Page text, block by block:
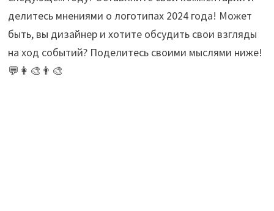
делитесь мнениями о логотипах 2024 года! Может
быть, вы дизайнер и хотите обсудить свои взгляды
на ход событий? Поделитесь своими мыслями ниже!
💬👩‍🎨👨‍🎨